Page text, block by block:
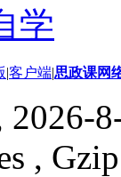
学
|客户端|思政课网
,